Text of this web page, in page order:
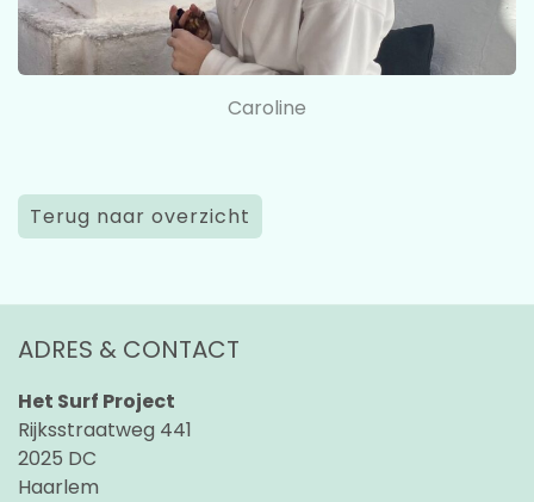
Caroline
Terug naar overzicht
ADRES & CONTACT
Het Surf Project
Rijksstraatweg 441
2025 DC
Haarlem